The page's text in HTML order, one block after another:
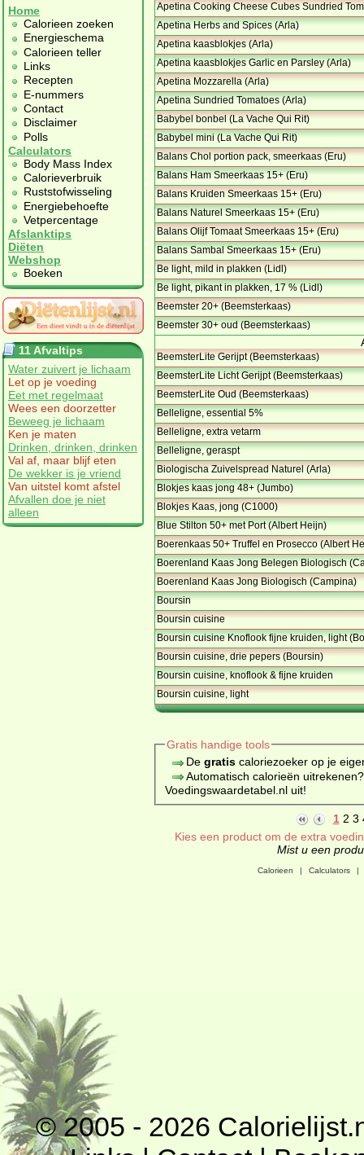
Home
Calorieen zoeken
Energieschema
Calorieen teller
Links
Recepten
E-nummers
Contact
Disclaimer
Polls
Calculators
Body Mass Index
Calorieverbruik
Ruststofwisseling
Energiebehoefte
Vetpercentage
Afslanktips
Diëten
Webshop
Boeken
11 Afvaltips
Water zuivert je lichaam
Let op je voeding
Eet met regelmaat
Wees een doorzetter
Beweeg je lichaam
Ken je maten
Drinken, drinken, drinken
Val af, maar blijf eten
De wekker is je vriend
Van uitstel komt afstel
Afvallen doe je niet
alleen
Apetina Cooking Cheese Cubes Sundried
Apetina Herbs and Spices (Arla)
Apetina kaasblokjes (Arla)
Apetina kaasblokjes Garlic en Parsley (Arla)
Apetina Mozzarella (Arla)
Apetina Sundried Tomatoes (Arla)
Babybel bonbel (La Vache Qui Rit)
Babybel mini (La Vache Qui Rit)
Balans Chol portion pack, smeerkaas (Eru)
Balans Ham Smeerkaas 15+ (Eru)
Balans Kruiden Smeerkaas 15+ (Eru)
Balans Naturel Smeerkaas 15+ (Eru)
Balans Olijf Tomaat Smeerkaas 15+ (Eru)
Balans Sambal Smeerkaas 15+ (Eru)
Be light, mild in plakken (Lidl)
Be light, pikant in plakken, 17 % (Lidl)
Beemster 20+ (Beemsterkaas)
Beemster 30+ oud (Beemsterkaas)
BeemsterLite Gerijpt (Beemsterkaas)
BeemsterLite Licht Gerijpt (Beemsterkaas)
BeemsterLite Oud (Beemsterkaas)
Belleligne, essential 5%
Belleligne, extra vetarm
Belleligne, geraspt
Biologischa Zuivelspread Naturel (Arla)
Blokjes kaas jong 48+ (Jumbo)
Blokjes Kaas, jong (C1000)
Blue Stilton 50+ met Port (Albert Heijn)
Boerenkaas 50+ Truffel en Prosecco (Albert
Boerenland Kaas Jong Belegen Biologisch
Boerenland Kaas Jong Biologisch (Campina)
Boursin
Boursin cuisine
Boursin cuisine Knoflook fijne kruiden, light
Boursin cuisine, drie pepers (Boursin)
Boursin cuisine, knoflook & fijne kruiden
Boursin cuisine, light
Gratis handige tools
De gratiscaloriezoeker op je
Automatisch calorieën
Voedingswaardetabel.nl uit!
1 2 3
Kies een product om de extra
Mist u een
Calorieen | Calculators |
© 2005 - 2026